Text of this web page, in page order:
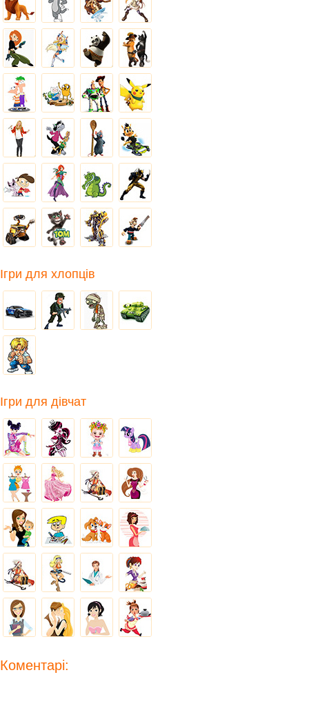
Ігри для хлопців
Ігри для дівчат
Коментарі: